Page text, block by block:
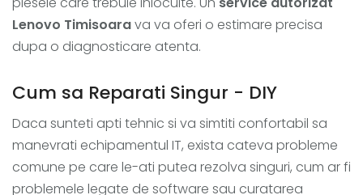
Lenovo Timisoarava va oferi o estimare precisa
dupa o diagnosticare atenta.
Cum sa Reparati Singur - DIY
Daca sunteti apti tehnic si va simtiti confortabil sa
manevrati echipamentul IT, exista cateva probleme
comune pe care le-ati putea rezolva singuri, cum ar fi
problemele legate de software sau curatarea